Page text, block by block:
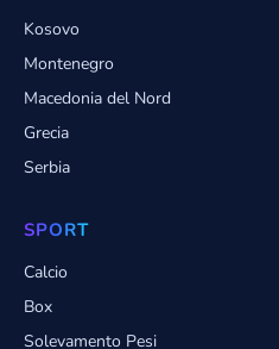
Kosovo
Montenegro
Macedonia del Nord
Grecia
Serbia
SPORT
Calcio
Box
Solevamento Pesi